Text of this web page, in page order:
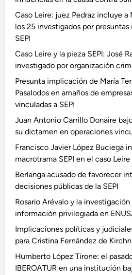
Caso Leire: juez Pedraz incluye a
los 25 investigados por presuntas
SEPI
Caso Leire y la pieza SEPI: José
investigado por organización
Presunta implicación de María
Pasalodos en amaños de
vinculadas a SEPI
Juan Antonio Carrillo Donaire
su dictamen en operaciones
Francisco Javier López Buciega
macrotrama SEPI en el caso Leire
Berlanga acusado de favorecer
decisiones públicas de la SEPI
Rosario Arévalo y la
información privilegiada en
Implicaciones políticas y
para Cristina Fernández de
Humberto López Tirone: el
IBEROATUR en una institución